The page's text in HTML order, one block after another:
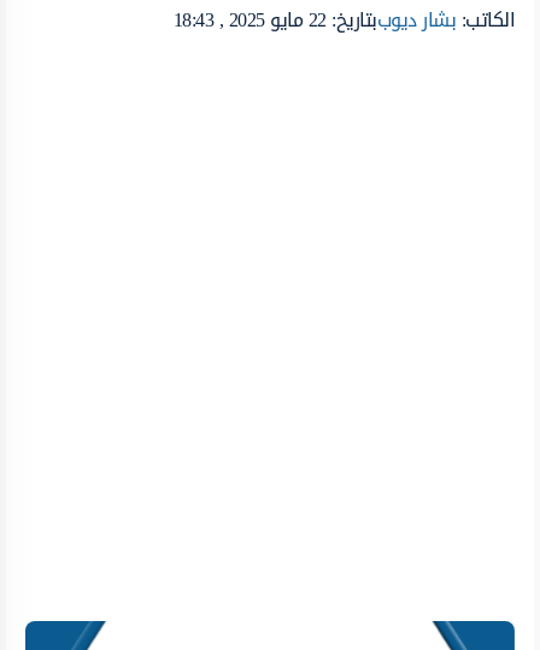
الكاتب:بشار ديوببتاريخ: 22 مايو 2025 , 18:43